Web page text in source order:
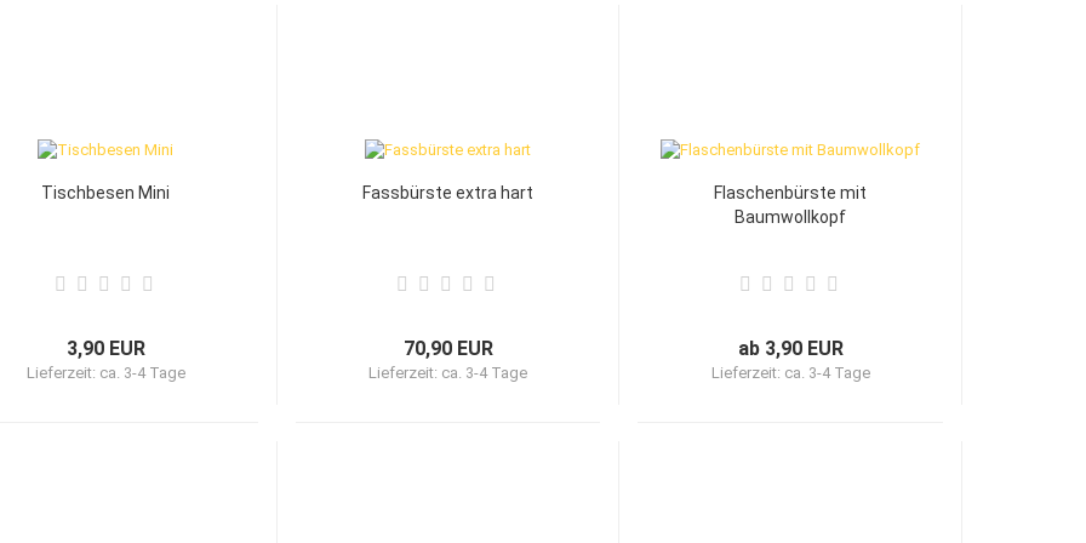
Tischbesen Mini
3,90 EUR
Lieferzeit: ca. 3-4 Tage
Fassbürste extra hart
70,90 EUR
Lieferzeit: ca. 3-4 Tage
Flaschenbürste mit
Baumwollkopf
ab 3,90 EUR
Lieferzeit: ca. 3-4 Tage